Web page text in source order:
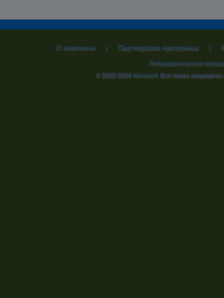
О компании | Партнерская программа |
Пользовательское
© 2002-2026Nevosoft. Все права защищены